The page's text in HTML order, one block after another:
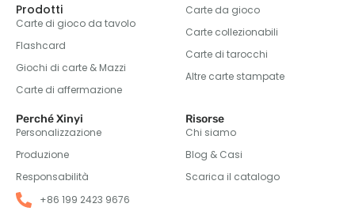
Prodotti
Carte di gioco da tavolo
Flashcard
Giochi di carte & Mazzi
Carte di affermazione
Carte da gioco
Carte collezionabili
Carte di tarocchi
Altre carte stampate
Perché Xinyi
Personalizzazione
Produzione
Responsabilità
Risorse
Chi siamo
Blog & Casi
Scarica il catalogo
+86 199 2423 9676